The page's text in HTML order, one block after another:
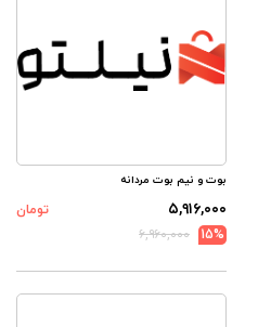
بوت و نیم بوت مردانه
۵,۹۱۶,۰۰۰
تومان
15%
۶,۹۶۰,۰۰۰